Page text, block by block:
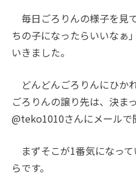
毎日ごろりんの様子を見
ちの子になったらいいなぁ
いきました。
どんどんごろりんにひか
ごろりんの譲り先は、決ま
@teko1010さんにメールで
まずそこが1番気になっ
らです。